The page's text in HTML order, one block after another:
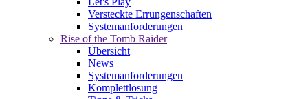
Versteckte Errungenschaften
Systemanforderungen
Rise of the Tomb Raider
Übersicht
News
Systemanforderungen
Komplettlösung